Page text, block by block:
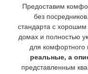
Предоставим
без
стандарта с
домах и полностью
для комфортного
реальные, а
представленным